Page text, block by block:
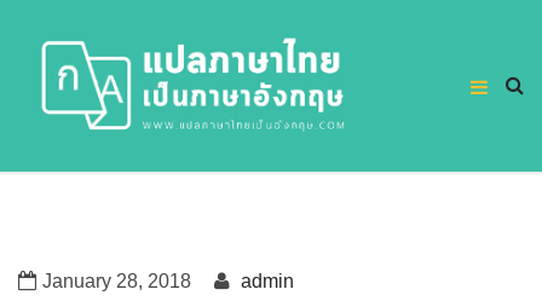
January 28, 2018
admin